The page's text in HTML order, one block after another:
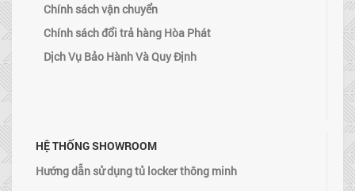
Chính sách vận chuyển
Chính sách đổi trả hàng Hòa Phát
Dịch Vụ Bảo Hành Và Quy Định
HỆ THỐNG SHOWROOM
Hướng dẫn sử dụng tủ locker thông minh